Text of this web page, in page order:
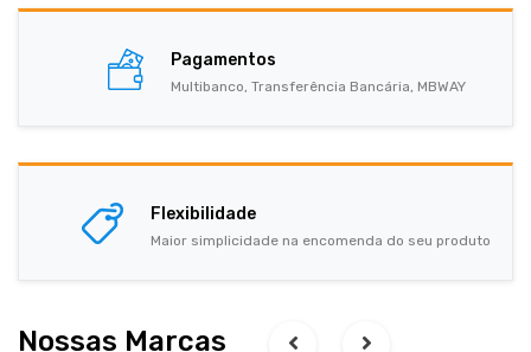
Pagamentos
Multibanco, Transferência Bancária, MBWAY
Flexibilidade
Maior simplicidade na encomenda do seu produto
Nossas Marcas